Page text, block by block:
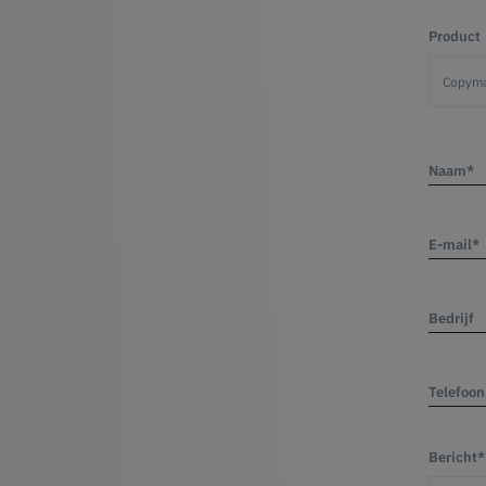
Product
Naam*
E-mail*
Bedrijf
Telefoon
Bericht*